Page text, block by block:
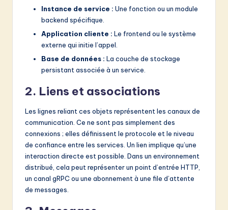
Instance de service : Une fonction ou un module
backend spécifique.
Application cliente : Le frontend ou le système
externe qui initie l’appel.
Base de données : La couche de stockage
persistant associée à un service.
2. Liens et associations
Les lignes reliant ces objets représentent les canaux de
communication. Ce ne sont pas simplement des
connexions ; elles définissent le protocole et le niveau
de confiance entre les services. Un lien implique qu’une
interaction directe est possible. Dans un environnement
distribué, cela peut représenter un point d’entrée HTTP,
un canal gRPC ou une abonnement à une file d’attente
de messages.